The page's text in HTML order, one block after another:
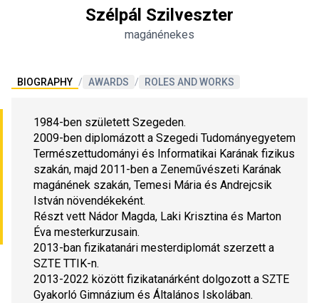
Szélpál Szilveszter
magánénekes
BIOGRAPHY / AWARDS / ROLES AND WORKS
1984-ben született Szegeden.
2009-ben diplomázott a Szegedi Tudományegyetem
Természettudományi és Informatikai Karának fizikus
szakán, majd 2011-ben a Zeneművészeti Karának
magánének szakán, Temesi Mária és Andrejcsik
István növendékeként.
Részt vett Nádor Magda, Laki Krisztina és Marton
Éva mesterkurzusain.
2013-ban fizikatanári mesterdiplomát szerzett a
SZTE TTIK-n.
2013-2022 között fizikatanárként dolgozott a SZTE
Gyakorló Gimnázium és Általános Iskolában.